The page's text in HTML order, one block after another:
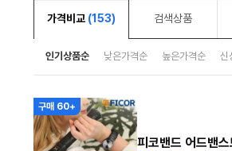
가격비교 (153) 검색상품
인기상품순 낮은가격순 높은가격순 신
구매 60+
피코밴드 어드밴